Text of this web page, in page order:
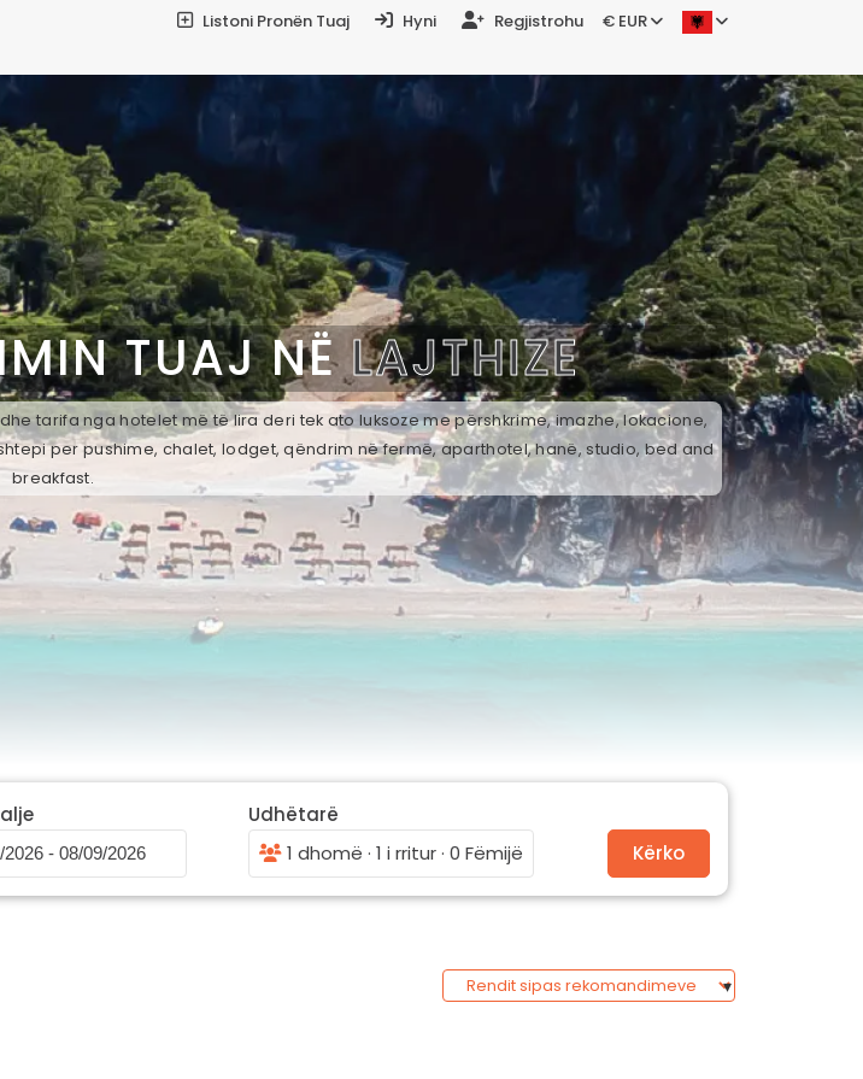
Listoni Pronën Tuaj Hyni Regjistrohu € EUR
TUAJ NËLAJTHIZE
tarifa nga hotelet më të lira deri tek ato luksoze me përshkrime, imazhe, lokacione,
per pushime, chalet, lodget, qëndrim në fermë, aparthotel, hanë, studio, bed and
breakfast.
Udhëtarë
1 dhomë · 1 i rritur · 0 Fëmijë
Kërko